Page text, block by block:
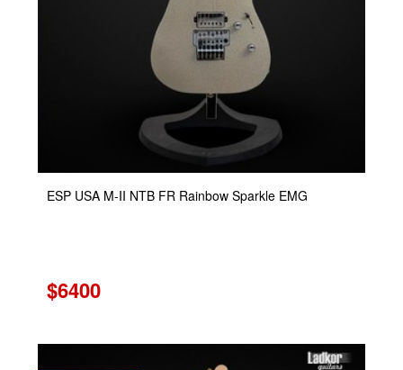
ESP USA M-II NTB FR Rainbow Sparkle EMG
$6400